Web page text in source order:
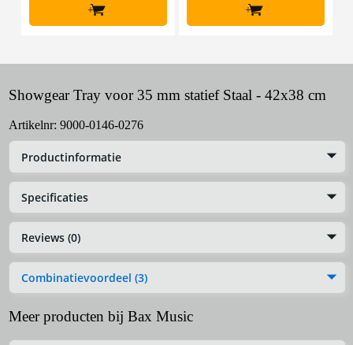
+ +
Showgear Tray voor 35 mm statief Staal - 42x38 cm
Artikelnr: 9000-0146-0276
Productinformatie
Specificaties
Reviews (0)
Combinatievoordeel (3)
Meer producten bij Bax Music